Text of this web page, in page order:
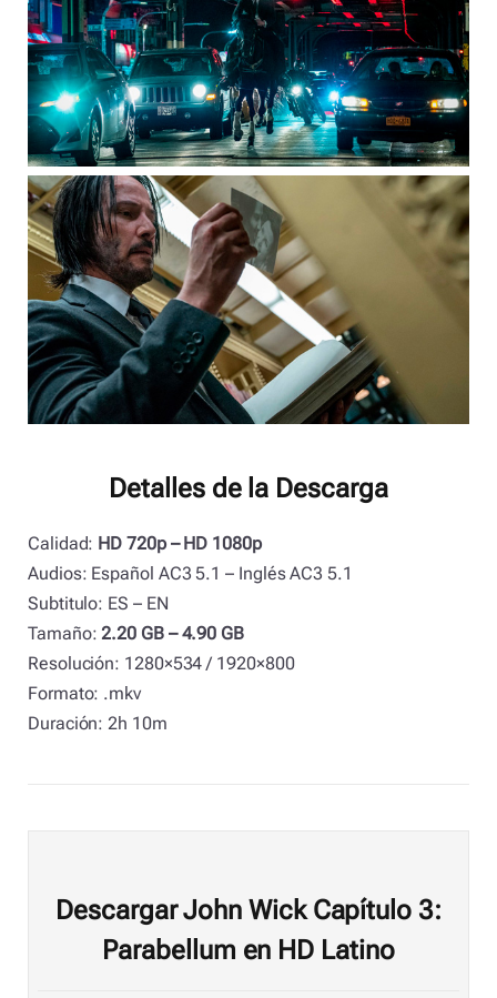
Detalles de la Descarga
Calidad: HD 720p – HD 1080p
Audios: Español AC3 5.1 – Inglés AC3 5.1
Subtitulo: ES – EN
Tamaño:2.20 GB – 4.90 GB
Resolución: 1280×534 / 1920×800
Formato: .mkv
Duración: 2h 10m
Descargar John Wick Capítulo 3:
Parabellum en HD Latino